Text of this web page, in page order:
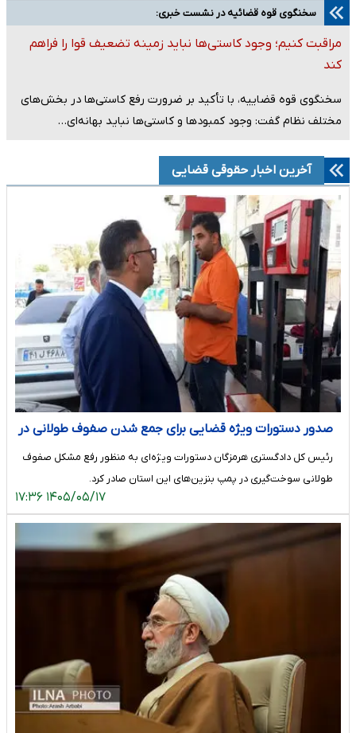
سخنگوی قوه قضائیه در نشست خبری:
مراقبت کنیم؛ وجود کاستی‌ها نباید زمینه تضعیف قوا را فراهم
کند
سخنگوی قوه قضاییه، با تأکید بر ضرورت رفع کاستی‌ها در بخش‌های
مختلف نظام گفت: وجود کمبودها و کاستی‌ها نباید بهانه‌ای…
آخرین اخبار حقوقی قضایی
صدور دستورات ویژه قضایی برای جمع شدن صفوف طولانی در
رئیس کل دادگستری هرمزگان دستورات ویژه‌ای به منظور رفع مشکل صفوف
طولانی سوخت‌گیری در پمپ بنزین‌های این استان صادر کرد.
۱۴۰۵/۰۵/۱۷ ۱۷:۳۶